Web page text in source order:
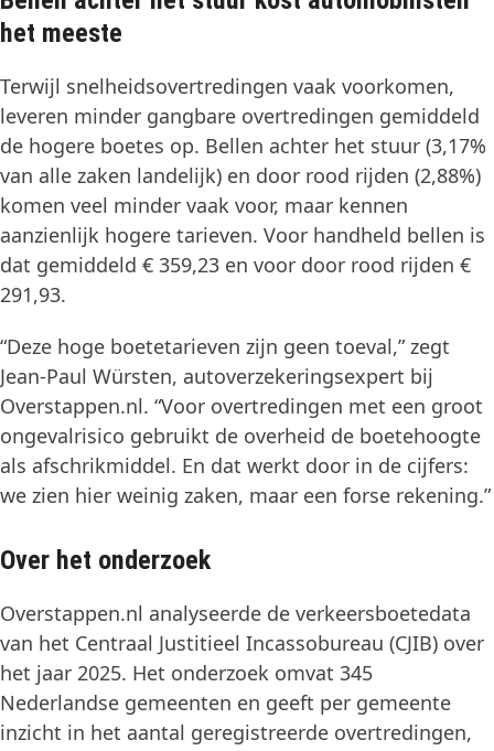
het meeste
Terwijl snelheidsovertredingen vaak voorkomen,
leveren minder gangbare overtredingen gemiddeld
de hogere boetes op. Bellen achter het stuur (3,17%
van alle zaken landelijk) en door rood rijden (2,88%)
komen veel minder vaak voor, maar kennen
aanzienlijk hogere tarieven. Voor handheld bellen is
dat gemiddeld € 359,23 en voor door rood rijden €
291,93.
“Deze hoge boetetarieven zijn geen toeval,” zegt
Jean-Paul Würsten, autoverzekeringsexpert bij
Overstappen.nl. “Voor overtredingen met een groot
ongevalrisico gebruikt de overheid de boetehoogte
als afschrikmiddel. En dat werkt door in de cijfers:
we zien hier weinig zaken, maar een forse rekening.”
Over het onderzoek
Overstappen.nl analyseerde de verkeersboetedata
van het Centraal Justitieel Incassobureau (CJIB) over
het jaar 2025. Het onderzoek omvat 345
Nederlandse gemeenten en geeft per gemeente
inzicht in het aantal geregistreerde overtredingen,